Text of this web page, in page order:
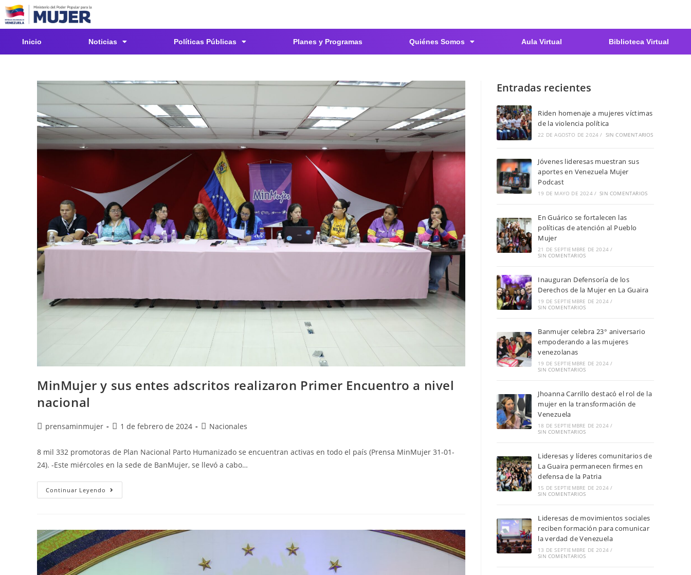
Inicio Noticias Políticas Públicas Planes y Programas Quiénes Somos Aula Virtual Biblioteca Virtual
MinMujer y sus entes adscritos realizaron Primer Encuentro a nivel
nacional
prensaminmujer 1 de febrero de 2024 Nacionales
8 mil 332 promotoras de Plan Nacional Parto Humanizado se encuentran activas en todo el país (Prensa MinMujer 31-01-
24). -Este miércoles en la sede de BanMujer, se llevó a cabo…
Continuar Leyendo
Entradas recientes
Riden homenaje a mujeres víctimas
de la violencia política
22 DE AGOSTO DE 2024 / SIN COMENTARIOS
Jóvenes lideresas muestran sus
aportes en Venezuela Mujer
Podcast
19 DE MAYO DE 2024 / SIN COMENTARIOS
En Guárico se fortalecen las
políticas de atención al Pueblo
Mujer
21 DE SEPTIEMBRE DE 2024 /
SIN COMENTARIOS
Inauguran Defensoría de los
Derechos de la Mujer en La Guaira
19 DE SEPTIEMBRE DE 2024 /
SIN COMENTARIOS
Banmujer celebra 23° aniversario
empoderando a las mujeres
venezolanas
19 DE SEPTIEMBRE DE 2024 /
SIN COMENTARIOS
Jhoanna Carrillo destacó el rol de la
mujer en la transformación de
Venezuela
18 DE SEPTIEMBRE DE 2024 /
SIN COMENTARIOS
Lideresas y líderes comunitarios de
La Guaira permanecen firmes en
defensa de la Patria
15 DE SEPTIEMBRE DE 2024 /
SIN COMENTARIOS
Lideresas de movimientos sociales
reciben formación para comunicar
la verdad de Venezuela
13 DE SEPTIEMBRE DE 2024 /
SIN COMENTARIOS